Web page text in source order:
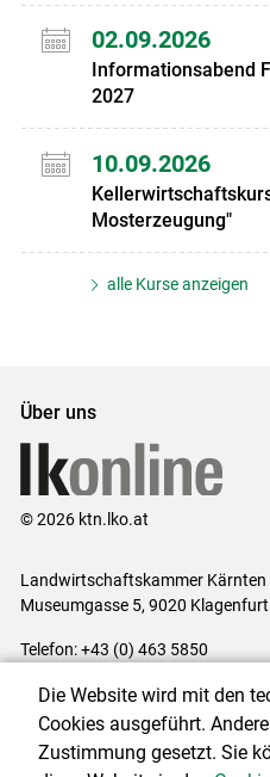
02.09.2026
Informationsabend
2027
10.09.2026
Mosterzeugung"
alle Kurse anzeigen
Über uns
© 2026 ktn.lko.at
Landwirtschaftskammer Kärnten
Museumgasse 5, 9020 Klagenfurt
Telefon: +43 (0) 463 5850
Impressum|Kontakt|
Cookie-Einstellungen
Die Website wird mit den
Cookies ausgeführt.
Zustimmung gesetzt. Sie